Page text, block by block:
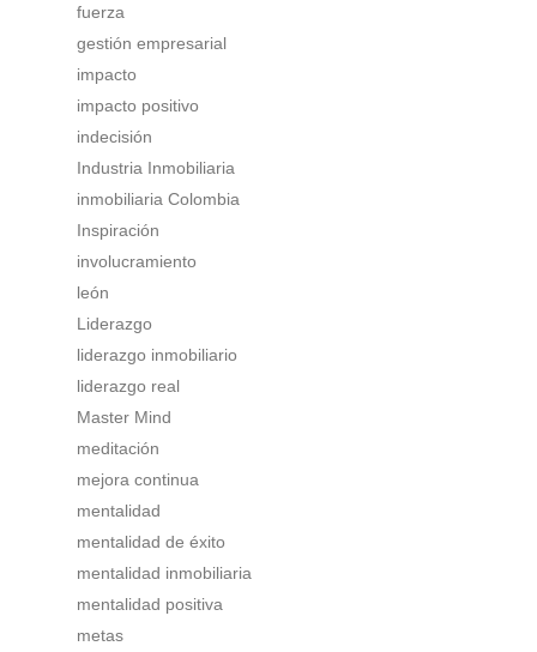
fuerza
gestión empresarial
impacto
impacto positivo
indecisión
Industria Inmobiliaria
inmobiliaria Colombia
Inspiración
involucramiento
león
Liderazgo
liderazgo inmobiliario
liderazgo real
Master Mind
meditación
mejora continua
mentalidad
mentalidad de éxito
mentalidad inmobiliaria
mentalidad positiva
metas